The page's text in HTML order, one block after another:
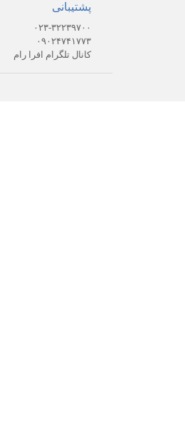
پشتیبانی
۰۲۳-۳۲۲۳۹۷۰۰
۰۹۰۲۴۷۴۱۷۷۳
کانال تلگرام افرا رام